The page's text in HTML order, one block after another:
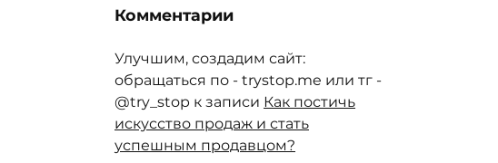
Комментарии
Улучшим, создадим сайт:
обращаться по - trystop.me или тг -
@try_stop к записи Как постичь
искусство продаж и стать
успешным продавцом?